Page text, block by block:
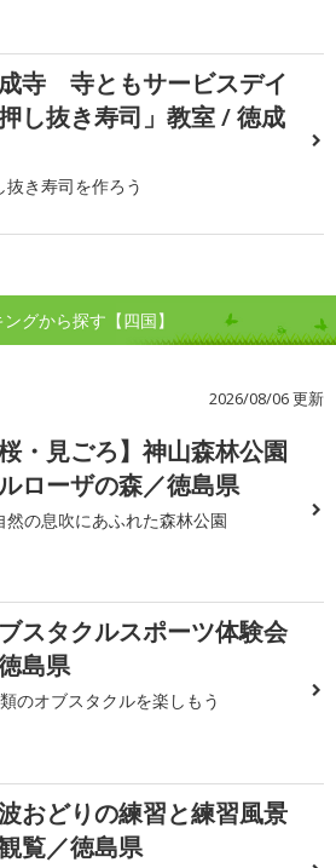
寺 寺ともサービスデイ
押し抜き寿司」教室 / 徳成
抜き寿司を作ろう
グから探す【四国】
2026/08/06 更新
桜・見ごろ】神山森林公園
ローザの森／徳島県
然の息吹にあふれた森林公園
スタクルスポーツ体験会
島県
のオブスタクルを楽しもう
おどりの練習と練習風景
覧／徳島県